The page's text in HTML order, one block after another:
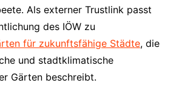
Als externer Trustlink passt
des IÖW zu
für zukunftsfähige Städte, die
und stadtklimatische
Gärten beschreibt.